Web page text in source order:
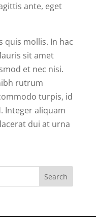
ante, eget
quis mollis. In hac
sit amet
et nec nisi.
rutrum
turpis, id
Integer aliquam
dui at urna